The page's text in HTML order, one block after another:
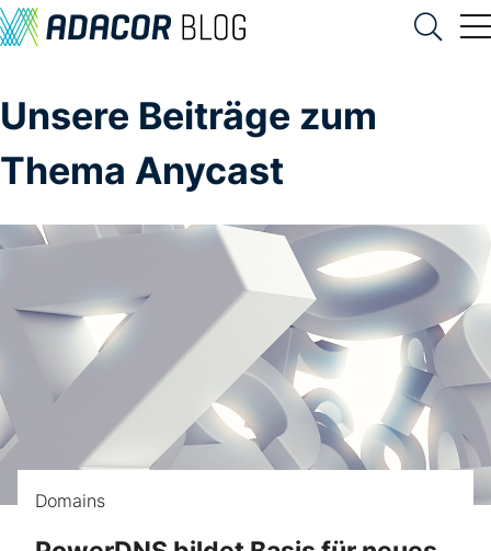
Unsere Beiträge zum
Thema Anycast
Domains